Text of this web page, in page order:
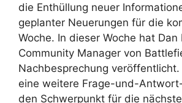
die Enthüllung neuer
geplanter Neuerungen für die
Woche. In dieser Woche hat Dan
Community Manager von
Nachbesprechung
eine weitere Frage-und-
den Schwerpunkt für die